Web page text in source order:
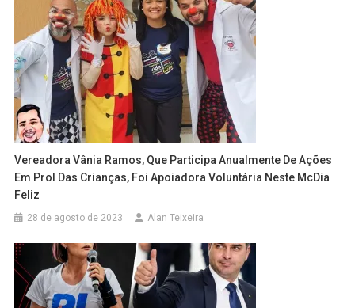
Vereadora Vânia Ramos, Que Participa Anualmente De Ações
Em Prol Das Crianças, Foi Apoiadora Voluntária Neste McDia
Feliz
28 de agosto de 2023 Alan Teixeira